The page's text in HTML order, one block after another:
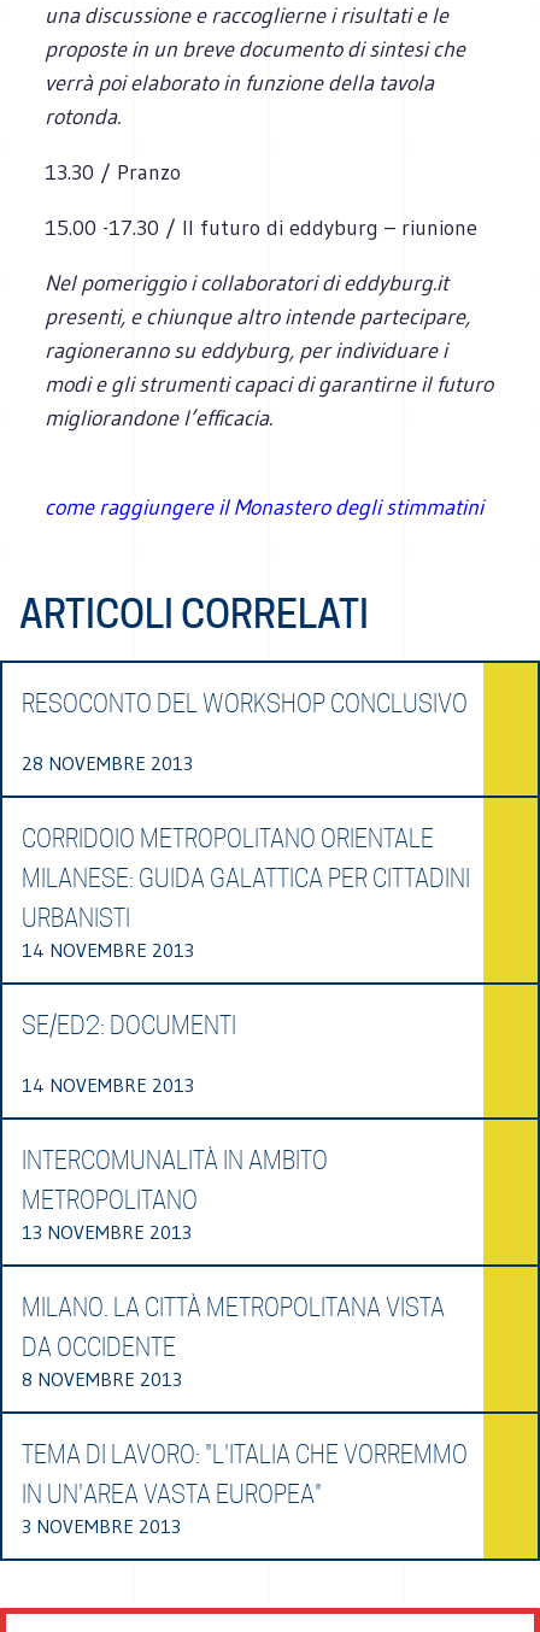
una discussione e raccoglierne i risultati e le
proposte in un breve documento di sintesi che
verrà poi elaborato in funzione della tavola
rotonda.
13.30 / Pranzo
15.00 -17.30 / Il futuro di eddyburg – riunione
Nel pomeriggio i collaboratori di eddyburg.it
presenti, e chiunque altro intende partecipare,
ragioneranno su eddyburg, per individuare i
modi e gli strumenti capaci di garantirne il futuro
migliorandone l’efficacia.
come raggiungere il Monastero degli stimmatini
ARTICOLI CORRELATI
RESOCONTO DEL WORKSHOP CONCLUSIVO
28 NOVEMBRE 2013
CORRIDOIO METROPOLITANO ORIENTALE
MILANESE: GUIDA GALATTICA PER CITTADINI
URBANISTI
14 NOVEMBRE 2013
SE/ED2: DOCUMENTI
14 NOVEMBRE 2013
INTERCOMUNALITÀ IN AMBITO
METROPOLITANO
13 NOVEMBRE 2013
MILANO. LA CITTÀ METROPOLITANA VISTA
DA OCCIDENTE
8 NOVEMBRE 2013
TEMA DI LAVORO: "L'ITALIA CHE VORREMMO
IN UN'AREA VASTA EUROPEA"
3 NOVEMBRE 2013